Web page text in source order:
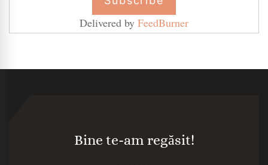
Delivered by FeedBurner
Bine te-am regăsit!